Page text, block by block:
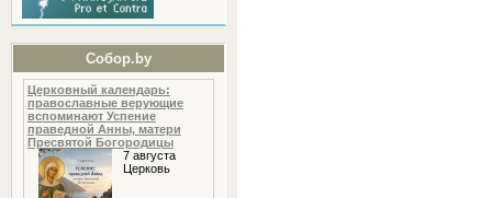
Собор.by
Церковный календарь:
православные верующие
вспоминают Успение
праведной Анны, матери
Пресвятой Богородицы
7 августа
Церковь